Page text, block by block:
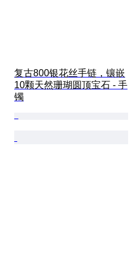
复古800银花丝手链，镶嵌
10颗天然珊瑚圆顶宝石 - 手
镯